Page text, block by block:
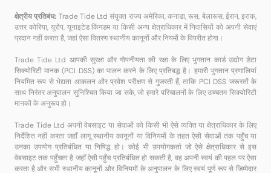
क्षेत्रीय प्रतिबंध: Trade Tide Ltd संयुक्त राज्य अमेरिका, कनाडा, रूस, बेलारूस, ईरान, इराक,
उत्तर कोरिया, यूरोप, यूनाइटेड किंगडम या किसी अन्य क्षेत्राधिकार में निवासियों को अपनी सेवाएं
प्रदान नहीं करता है, जहां ऐसा वितरण स्थानीय कानूनों और नियमों के विपरीत होगा।
Trade Tide Ltd आपकी सुरक्षा और गोपनीयता की रक्षा के लिए भुगतान कार्ड उद्योग डेटा
सिक्योरिटी मानक (PCI DSS) का पालन करने के लिए प्रतिबद्ध है। हमारी भुगतान प्रणालियां
नियमित रूप से भेद्यता आकलन और प्रवेश परीक्षण से गुजरती हैं, ताकि PCI DSS जरूरतों के
साथ निरंतर अनुपालन सुनिश्चित किया जा सके, जो हमारे परिचालनों के लिए उच्चतम सिक्योरिटी
मानकों के अनुरूप हो।
Trade Tide Ltd अपनी वेबसाइट या सेवाओं को किसी भी ऐसे व्यक्ति या क्षेत्राधिकार के लिए
निर्देशित नहीं करता जहाँ लागू स्थानीय कानूनों या विनियमों के तहत ऐसी सेवाओं तक पहुँच या
उनका उपयोग प्रतिबंधित या निषिद्ध हो। कोई भी उपयोगकर्ता जो ऐसे क्षेत्राधिकार से इस
वेबसाइट तक पहुँचता है जहाँ ऐसी पहुँच प्रतिबंधित हो सकती है, वह अपनी स्वयं की पहल पर ऐसा
करता है और सभी स्थानीय कानूनों और विनियमों के अनुपालन के लिए स्वयं पूर्ण रूप से जिम्मेदार